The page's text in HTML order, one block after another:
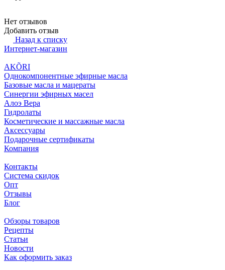
Нет отзывов
Добавить отзыв
Назад к списку
Интернет-магазин
AKÕRI
Однокомпонентные эфирные масла
Базовые масла и мацераты
Синергии эфирных масел
Алоэ Вера
Гидролаты
Косметические и массажные масла
Аксессуары
Подарочные сертификаты
Компания
Контакты
Система скидок
Опт
Отзывы
Блог
Обзоры товаров
Рецепты
Статьи
Новости
Как оформить заказ